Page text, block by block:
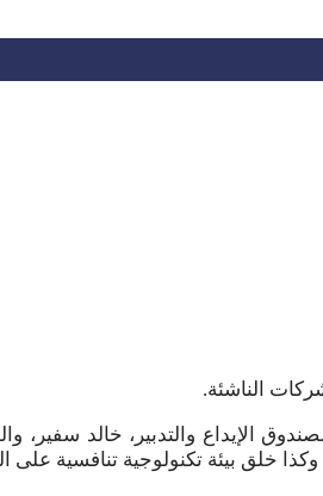
الإيداع والتدبير، خالد سفير،
خلق بيئة تكنولوجية تنافسية